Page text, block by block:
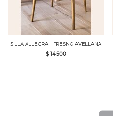
SILLA ALLEGRA - FRESNO AVELLANA
$ 14,500